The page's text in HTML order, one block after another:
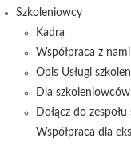
Szkoleniowcy
Kadra
Współpraca z nami
Opis Usługi
Dla szkoleniowców
Dołącz do
Współpraca dla